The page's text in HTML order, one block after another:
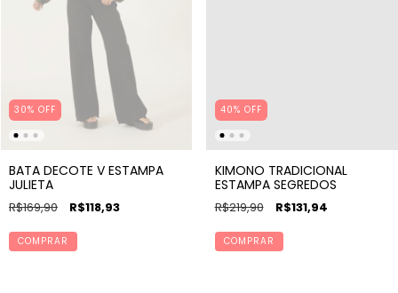
30% OFF
BATA DECOTE V ESTAMPA
JULIETA
R$169,90 R$118,93
COMPRAR
40% OFF
KIMONO TRADICIONAL
ESTAMPA SEGREDOS
R$219,90 R$131,94
COMPRAR